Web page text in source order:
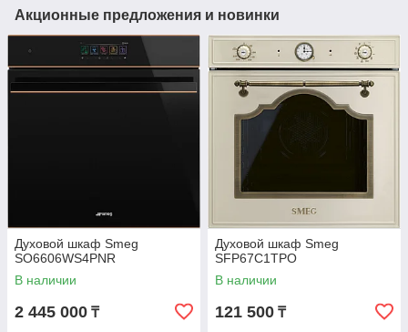
Акционные предложения и новинки
Духовой шкаф Smeg
SO6606WS4PNR
В наличии
2 445 000 ₸
Духовой шкаф Smeg
SFP67C1TPO
В наличии
121 500 ₸